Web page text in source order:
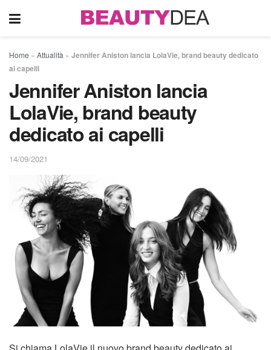
Home » Attualità » Jennifer Aniston lancia LolaVie, brand beauty dedicato
ai capelli
Jennifer Aniston lancia
LolaVie, brand beauty
dedicato ai capelli
14/09/2021